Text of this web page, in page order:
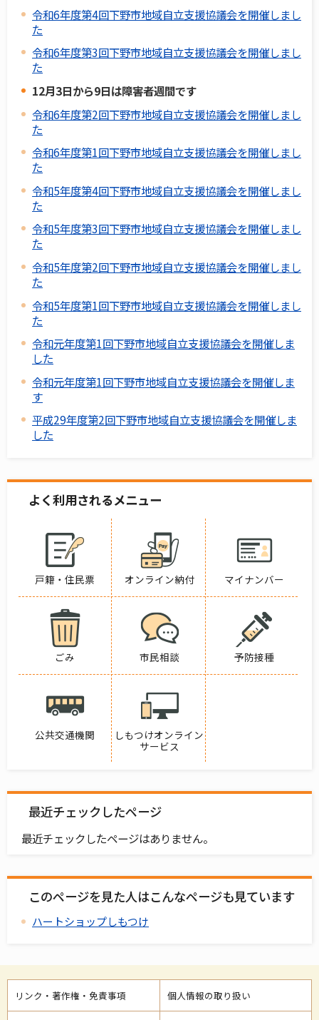
令和6年度第4回下野市地域自立支援協議会を開催しまし
た
令和6年度第3回下野市地域自立支援協議会を開催しまし
た
12月3日から9日は障害者週間です
令和6年度第2回下野市地域自立支援協議会を開催しまし
た
令和6年度第1回下野市地域自立支援協議会を開催しまし
た
令和5年度第4回下野市地域自立支援協議会を開催しまし
た
令和5年度第3回下野市地域自立支援協議会を開催しまし
た
令和5年度第2回下野市地域自立支援協議会を開催しまし
た
令和5年度第1回下野市地域自立支援協議会を開催しまし
た
令和元年度第1回下野市地域自立支援協議会を開催しま
した
令和元年度第1回下野市地域自立支援協議会を開催しま
す
平成29年度第2回下野市地域自立支援協議会を開催しま
した
よく利用されるメニュー
戸籍・住民票 オンライン納付 マイナンバー
ごみ 市民相談 予防接種
公共交通機関
しもつけオンライン
サービス
最近チェックしたページ
最近チェックしたページはありません。
このページを見た人はこんなページも見ています
ハートショップしもつけ
リンク・著作権・免責事項 個人情報の取り扱い